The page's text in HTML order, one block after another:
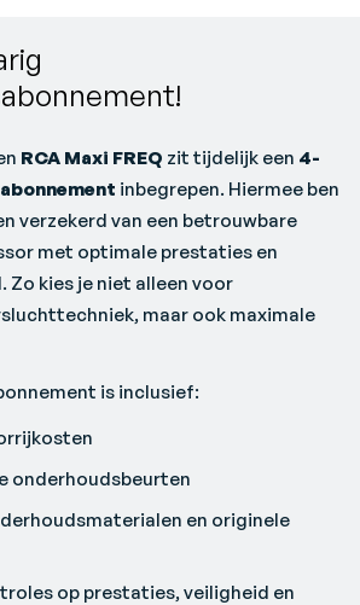
RCA Maxi FREQ zit tijdelijk een 4-
inbegrepen. Hiermee ben
verzekerd van een betrouwbare
met optimale prestaties en
Zo kies je niet alleen voor
maar ook maximale
is inclusief:
onderhoudsbeurten
en originele
op prestaties, veiligheid en